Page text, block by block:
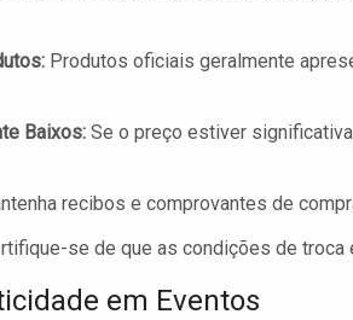
Produtos oficiais geralmente
Baixos: Se o preço estiver
recibos e comprovantes de
se de que as condições de troca
em Eventos